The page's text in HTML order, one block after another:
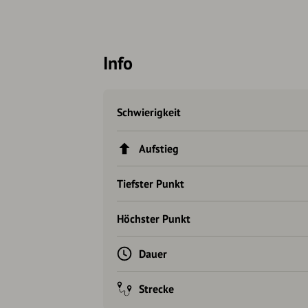
Info
Schwierigkeit
Aufstieg
Tiefster Punkt
Höchster Punkt
Dauer
Strecke